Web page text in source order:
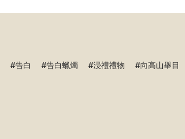
告白 告白蠟燭 浸禮禮物 向高山舉目